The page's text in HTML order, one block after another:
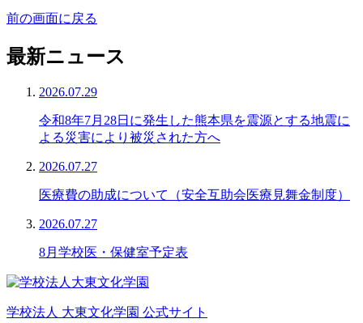
前の画面に戻る
最新ニュース
2026.07.29
令和8年7月28日に発生した熊本県を震源とする地震に
よる災害により被災された方へ
2026.07.27
医療費の助成について（安全互助会医療見舞金制度）
2026.07.27
8月学校医・保健室予定表
学校法人 大東文化学園 公式サイト